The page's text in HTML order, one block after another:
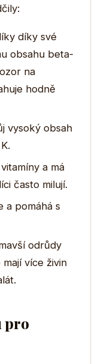
díky své
obsahu beta-
na
hodně
vysoký obsah
a má
často milují.
a pomáhá s
odrůdy
více živin
pro